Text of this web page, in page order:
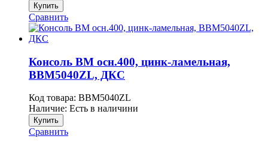
Купить
Сравнить
Консоль BM осн.400, цинк-ламельная,
BBM5040ZL, ДКС
Код товара: BBM5040ZL
Наличие: Есть в наличини
Купить
Сравнить